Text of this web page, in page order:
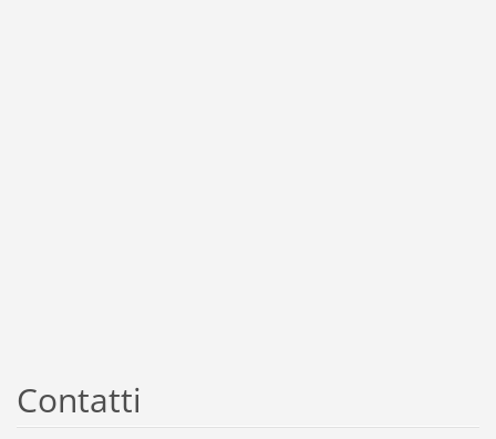
Contatti